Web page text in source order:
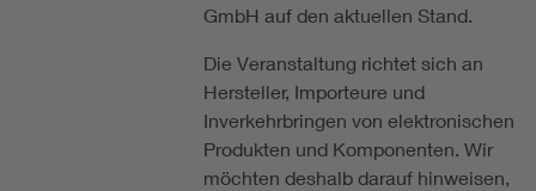
GmbH auf den aktuellen Stand.
Die Veranstaltung richtet sich an
Hersteller, Importeure und
Inverkehrbringen von elektronischen
Produkten und Komponenten. Wir
möchten deshalb darauf hinweisen,